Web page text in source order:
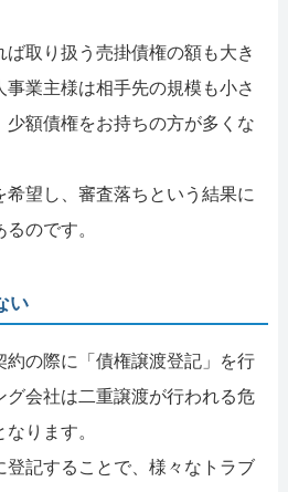
取り扱う売掛債権の額も大き
事業主様は相手先の規模も小さ
額債権をお持ちの方が多くな
望し、審査落ちという結果に
のです。
い
約の際に「債権譲渡登記」を行
グ会社は二重譲渡が行われる危
ります。
登記することで、様々なトラブ